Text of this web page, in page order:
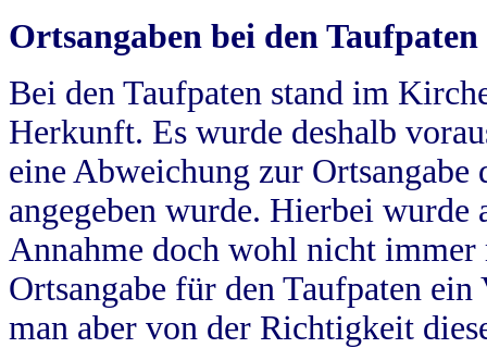
Ortsangaben bei den Taufpaten
Bei den Taufpaten stand im
Herkunft. Es wurde deshalb
eine Abweichung zur
angegeben wurde. Hierbei wurde
Annahme doch wohl nicht
Ortsangabe für den Taufpaten
man aber von der Richtigkeit